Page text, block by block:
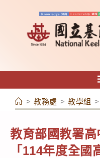
容
> 教務處 > 教學組 >
教育部國教署
「114年度全